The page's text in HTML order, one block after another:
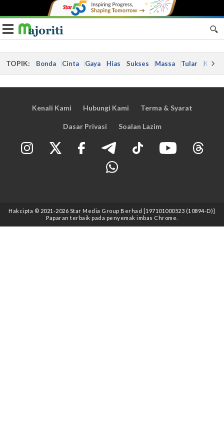
Toggle navigation
TOPIK: Bonda Cinta Gaya Hias Sukses Massa Tular Kes
Kenali Kami Hubungi Kami Terma & Syarat
Dasar Privasi Soalan Lazim
Hakcipta © 2021 -2026 Star Media Group Berhad [197101000523 (10894-D)]
Paparan terbaik pada penyemak imbas Chrome.